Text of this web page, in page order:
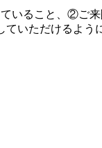
いること、②ご
いただけるよう